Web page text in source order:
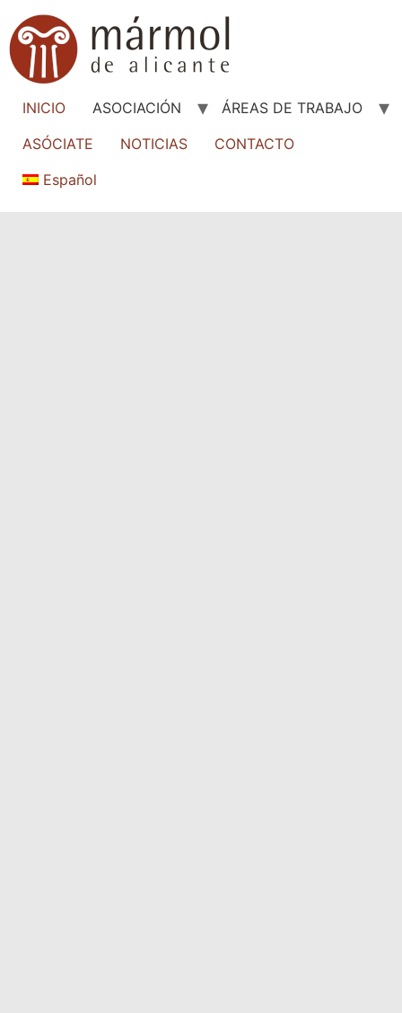
INICIO ASOCIACIÓN
ÁREAS DE TRABAJO
ASÓCIATE
NOTICIAS
CONTACTO
Español